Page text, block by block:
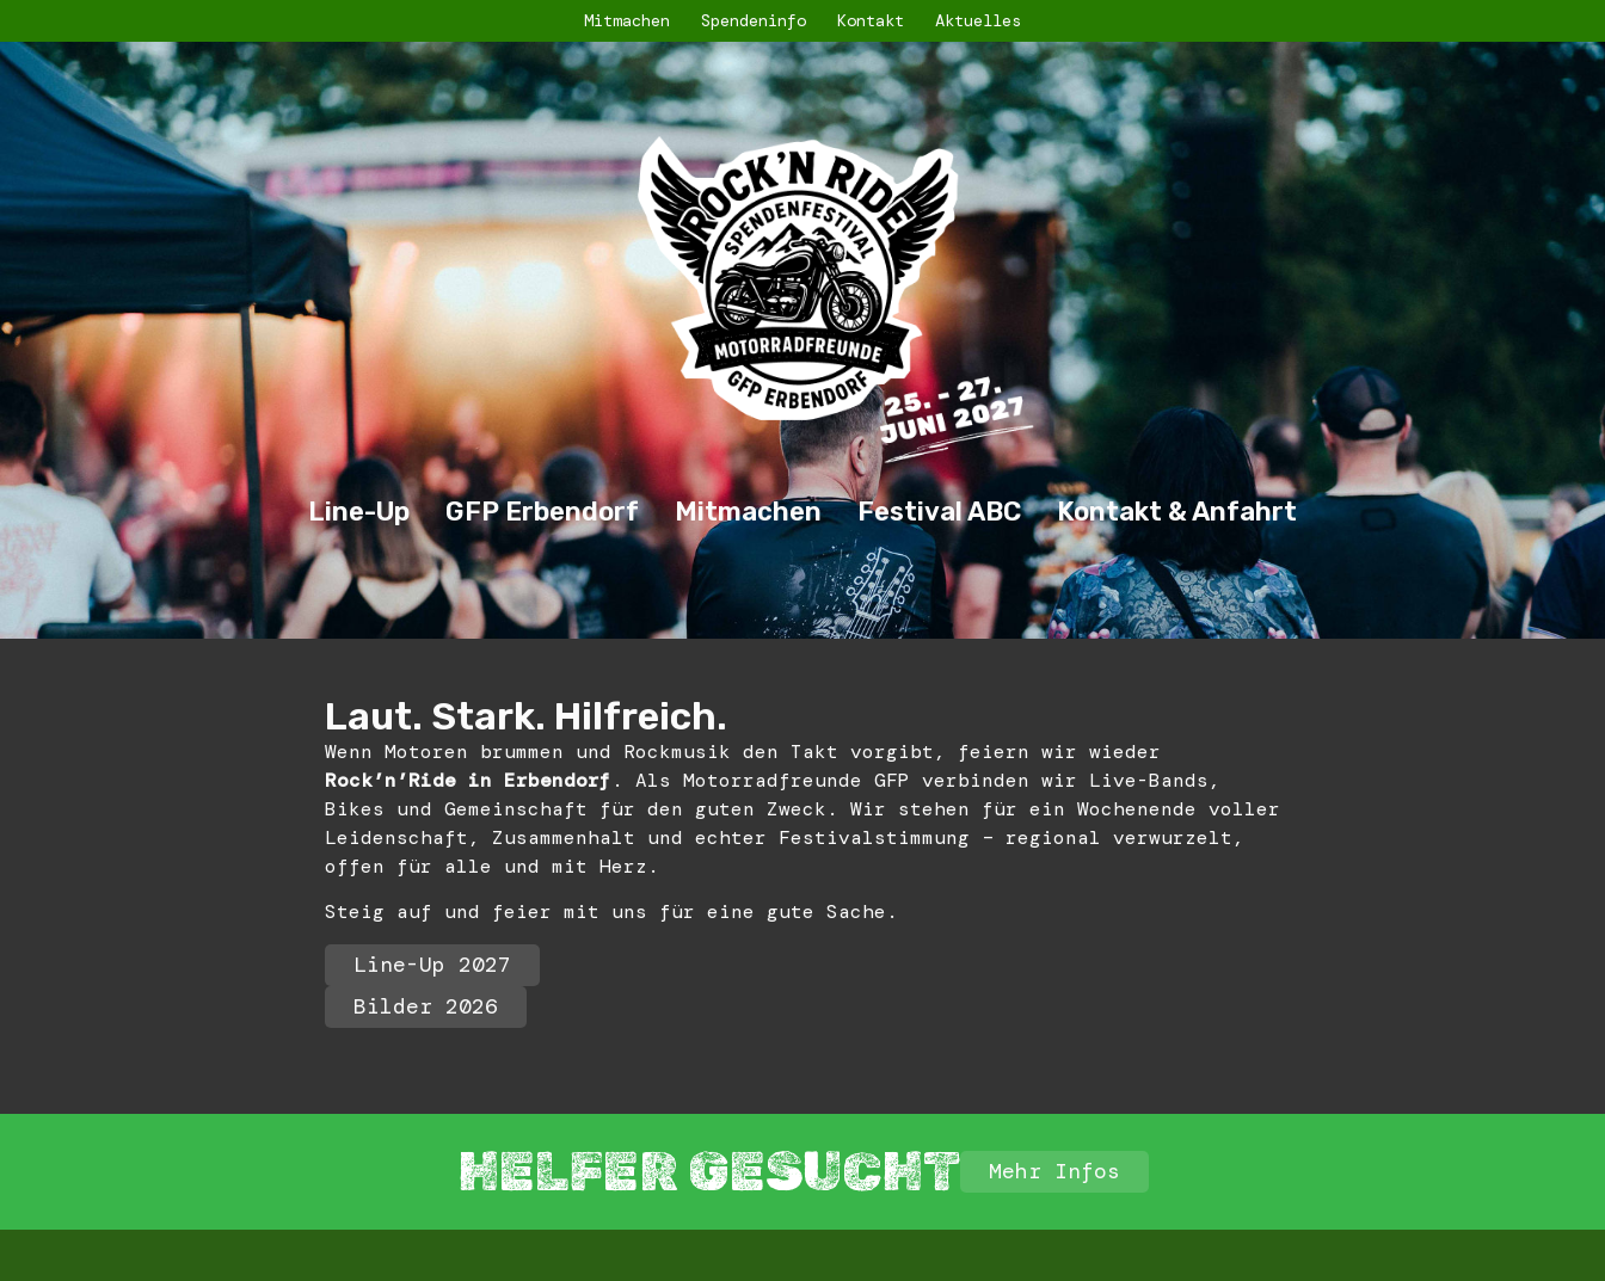
Mitmachen Spendeninfo Kontakt Aktuelles
Line-Up GFP Erbendorf Mitmachen Festival ABC Kontakt & Anfahrt
Laut. Stark. Hilfreich.
Wenn Motoren brummen und Rockmusik den Takt vorgibt, feiern wir wieder
Rock’n’Ride in Erbendorf . Als Motorradfreunde GFP verbinden wir Live-Bands,
Bikes und Gemeinschaft für den guten Zweck. Wir stehen für ein Wochenende voller
Leidenschaft, Zusammenhalt und echter Festivalstimmung – regional verwurzelt,
offen für alle und mit Herz.
Steig auf und feier mit uns für eine gute Sache.
Line-Up 2027
Bilder 2026
HELFER GESUCHT Mehr Infos